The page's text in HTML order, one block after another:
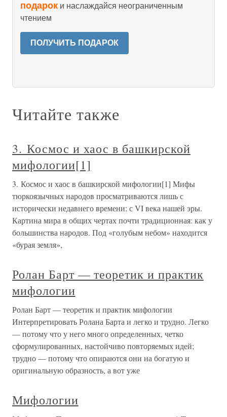
подарок и наслаждайся неограниченным
чтением
ПОЛУЧИТЬ ПОДАРОК
Читайте также
3. Космос и хаос в башкирской
мифологии[1]
3. Космос и хаос в башкирской мифологии[1] Мифы
тюркоязычных народов просматриваются лишь с
исторически недавнего времени: с VI века нашей эры.
Картина мира в общих чертах почти традиционная: как у
большинства народов. Под «голубым небом» находится
«бурая земля»,
Ролан Барт — теоретик и практик
мифологии
Ролан Барт — теоретик и практик мифологии
Интерпретировать Ролана Барта и легко и трудно. Легко
— потому что у него много определенных, четко
сформулированных, настойчиво повторяемых идей;
трудно — потому что опираются они на богатую и
оригинальную образность, а вот уже
Мифологии